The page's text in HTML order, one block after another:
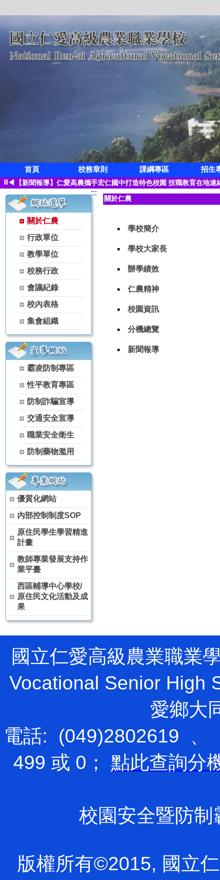
首頁 校務章則 課綱專區
招生
⏸◀
狂賀!本校觀光科應屆畢業生凌紫璇榮獲第三屆全國創意茶飲調製競
【新聞報導】仁愛高農攜手宏仁國中打造特色校園 技職教育在地連
【115學年度升學榜單】恭喜 空間測繪科 林寓桀【繁星】錄取 國
【115學年度升學榜單】恭喜 觀光事業科 凌紫璇【繁星】錄取 國
【115學年度升學榜單】恭喜 園藝科 蔡子怡【繁星】錄取 國立屏
【115學年度升學榜單】恭喜 家政科 黃芊蓓【繁星】錄取 國立屏
【115學年度升學榜單】恭喜 農場經營科 林彥丞【繁星】錄取 國
【115學年度升學榜單】恭喜 空間測繪科 楊景翔【繁星】錄取 國
【115學年度升學榜單】恭喜 森林科 谷雋瑋【繁星】錄取 弘光科
【115學年度升學榜單】恭喜 茶葉技術科 黃冠宇【繁星】錄取 宏
【115學年度升學榜單】恭喜 家政科 古羽涵【獨招】錄取 國立體
【115學年度升學榜單】恭喜 農經科 吳秉原【獨招】錄取 國立屏
【115學年度升學榜單】恭喜 農經科 林宏睿【獨招】錄取 國立暨
【115學年度升學榜單】恭喜 家政科 古羽涵【獨招】錄取 國立暨
【115學年度升學榜單】恭喜 家政科 黃芊蓓【獨招】錄取 國立暨
【115學年度升學榜單】恭喜 家政科 陳葦婕【獨招】錄取 國立暨
【115學年度升學榜單】恭喜 家政科 陳啟恒【獨招】錄取 國立暨
【115學年度升學榜單】恭喜 園藝科 李思華【獨招】錄取 國立暨
【115學年度升學榜單】恭喜 家政科 古羽涵【獨招】錄取 彰化師
【115學年度升學榜單】恭喜 家政科 潘曉婷【獨招】錄取 國立暨
【115學年度升學榜單】恭喜 家政科 羅芷晴【獨招】錄取 國立暨
【115學年度升學榜單】恭喜 茶葉技術科 林天賜【獨招】錄取 國
【115學年度升學榜單】恭喜 茶葉技術科 林天賦【獨招】錄取 國
【115學年度升學榜單】恭喜 家政科 黃芊蓓【獨招】錄取 國立臺
【115學年度升學榜單】恭喜 茶葉技術科 林天賦【獨招】錄取 國
【115學年度升學榜單】恭喜 茶葉技術科 黃冠宇【獨招】錄取 國
【115學年度升學榜單】恭喜 空間測繪科 賈芳伊【獨招】錄取 國
【115學年度升學榜單】恭喜 觀光事業科 林侑宏【甄審入學】錄取
115年全國中等學校運動會 高女組軟式網球雙打(林雨柔、陳芊羽)
狂賀～本校原舞社參加114學年度全國學生舞蹈比賽決賽 榮獲 高
狂賀～114學年度 全國農業類技藝競賽 農場經營職種 農經科 林彥
狂賀～114學年度 全國家事技藝競賽 膳食製作職種 家政科 羅芷晴
狂賀～114學年度 全國家事技藝競賽 膳食製作職種 家政科 陳葦婕
狂賀～本校原舞社 參加 114學年度全國學生舞蹈比賽南投縣初賽
狂賀～恭喜 農經科 阮卡娜、陳詠巡、馬昱仁、徐孟佐 參加2025全
狂賀～恭喜 農經科 林宏睿、林彥丞、吳秉原 參加2025興大盃全國
賀!!!農經科榮獲114年高中以下食農教育教案競賽科技樂農組佳作
賀!!!本校農經科教師團隊榮獲114年杏壇芬芳獎(團體組)
關於仁農
行政單位
教學單位
校務行政
會議紀錄
校內表格
集會組織
霸凌防制專區
性平教育專區
防制詐騙宣導
交通安全宣導
職業安全衛生
防制藥物濫用
優質化網站
內部控制制度SOP
原住民學生學習精進
計畫
教師專業發展支持作
業平臺
西區輔導中心學校/
原住民文化活動及成
果
:::
關於仁農
學校簡介
學校大家長
辦學績效
仁農精神
校園資訊
分機總覽
新聞報導
國立仁愛高級農業職業
Vocational Senior
愛鄉大
電話: (049)2802619
499 或 0； 點此查詢分
校園安全暨防
版權所有©2015, 國立